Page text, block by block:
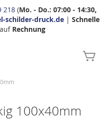
218 (Mo. - Do.: 07:00 - 14:30,
schilder-druck.de| Schnelle
Rechnung
100x40mm